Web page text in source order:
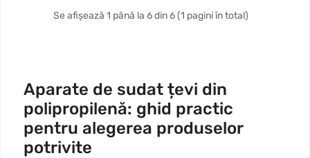
Se afișează 1 până la 6 din 6 (1 pagini în total)
Aparate de sudat țevi din
polipropilenă: ghid practic
pentru alegerea produselor
potrivite